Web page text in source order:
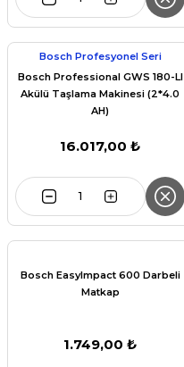
Bosch Profesyonel Seri
Bosch Professional GWS 180-LI
Akülü Taşlama Makinesi (2*4.0
AH)
16.017,00 ₺
Bosch EasyImpact 600 Darbeli
Matkap
1.749,00 ₺